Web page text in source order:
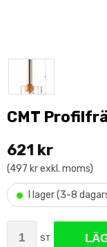
CMT
621 kr
(497 kr exkl. moms)
• I lager (3-8
ST